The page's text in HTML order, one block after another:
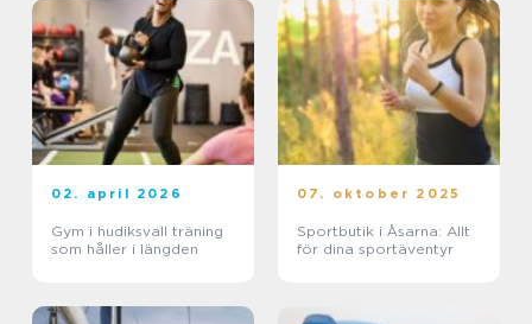
02. april 2026
Gym i hudiksvall träning
som håller i längden
07. oktober 2025
Sportbutik i Åsarna: Allt
för dina sportäventyr